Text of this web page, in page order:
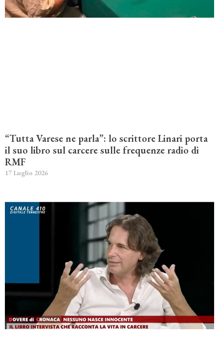
“Tutta Varese ne parla”: lo scrittore Linari porta
il suo libro sul carcere sulle frequenze radio di
RMF
17 Luglio 2026